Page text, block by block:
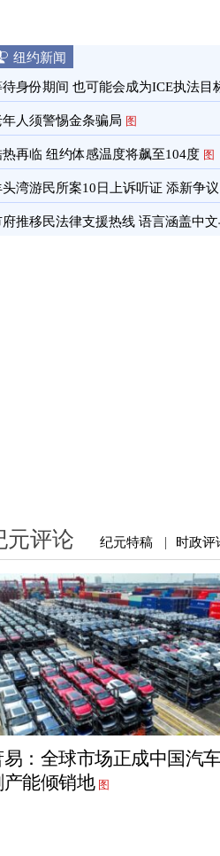
纽约新闻
待身份期间 也可能会成为ICE执法目
年人须警惕金条骗局 图
热再临 纽约体感温度将飙至104度 图
头湾游民所案10日上诉听证 添新争议
府推移民法律支援热线 语言涵盖中文
元评论 纪元特稿 | 时政评
易：全球市场正成中国汽
产能倾销地 图